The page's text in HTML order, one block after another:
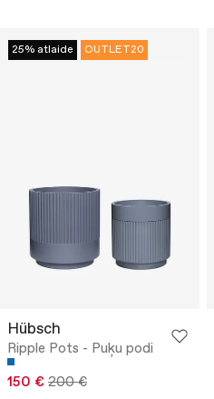
25% atlaide OUTLET20
Hübsch
Ripple Pots - Puķu podi
150 € 200 €